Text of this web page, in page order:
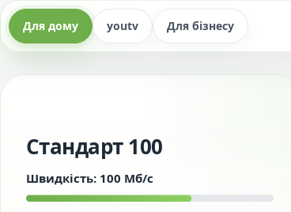
Для дому youtv Для бізнесу
Стандарт 100
Швидкість: 100 Мб/с